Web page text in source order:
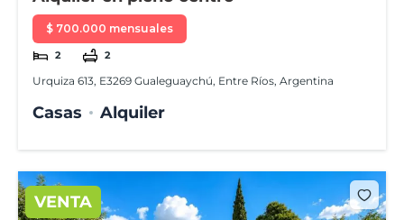
$ 700.000 mensuales
2 2
Urquiza 613, E3269 Gualeguaychú, Entre Ríos, Argentina
Casas Alquiler
VENTA